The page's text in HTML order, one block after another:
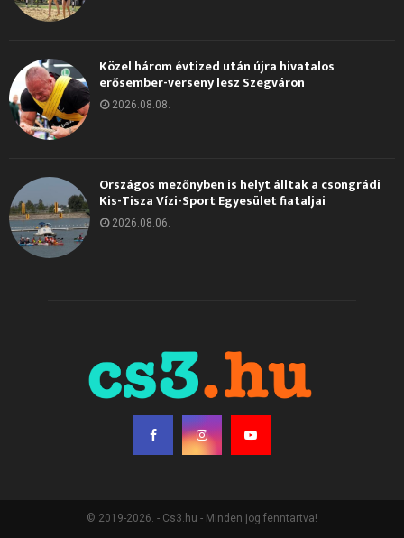
Közel három évtized után újra hivatalos
erősember-verseny lesz Szegváron
2026.08.08.
Országos mezőnyben is helyt álltak a csongrádi
Kis-Tisza Vízi-Sport Egyesület fiataljai
2026.08.06.
© 2019-2026. - Cs3.hu - Minden jog fenntartva!